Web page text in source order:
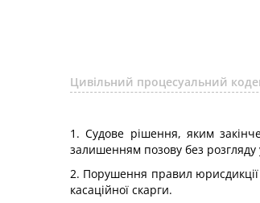
Цивільний процесуальний
1. Судове рішення, яким
залишенням позову без розгляду
2. Порушення правил юрисдикції
касаційної скарги.